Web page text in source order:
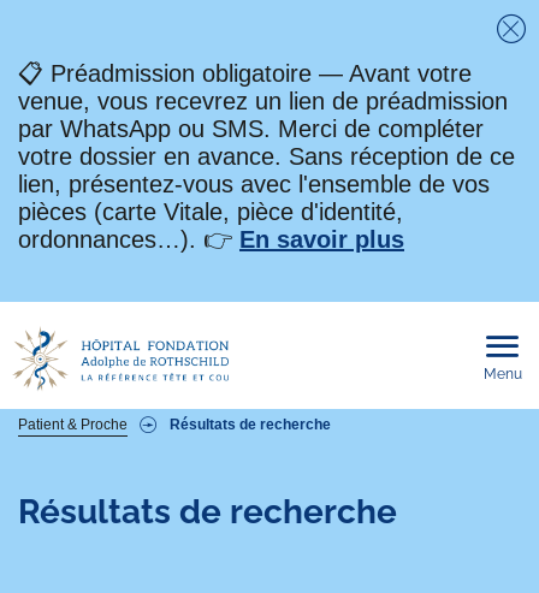
📋 Préadmission obligatoire — Avant votre
venue, vous recevrez un lien de préadmission
par WhatsApp ou SMS. Merci de compléter
votre dossier en avance. Sans réception de ce
lien, présentez-vous avec l'ensemble de vos
pièces (carte Vitale, pièce d'identité,
ordonnances…). 👉 En savoir plus
Menu
Fil
d'Ariane
Patient & Proche Résultats de recherche
Résultats de recherche